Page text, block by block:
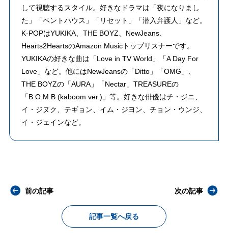
して視聴するスタイル。好きなドラマは「夜になりまし
た」「ペントハウス」「リセット」「潜入弁護人」など。
K-POPはYUKIKA、THE BOYZ、NewJeans、
Hearts2HeartsのAmazon Musicトップリスナーです。
YUKIKAの好きな曲は「Love in TV World」「A Day For
Love」など。他にはNewJeansの「Ditto」「OMG」、
THE BOYZの「AURA」「Nectar」TREASUREの
「B.O.M.B (kaboom ver.)」等。好きな俳優はチ・ジニ、
イ・ジヌク、テギョン、イム・ジヨン、チョン・ウンジ、
イ・ジェインなど。
前の記事
記事一覧へ戻る
次の記事